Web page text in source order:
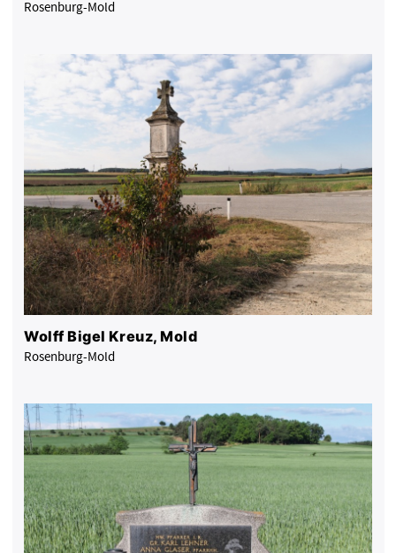
Rosenburg-Mold
Wolff Bigel Kreuz, Mold
Rosenburg-Mold